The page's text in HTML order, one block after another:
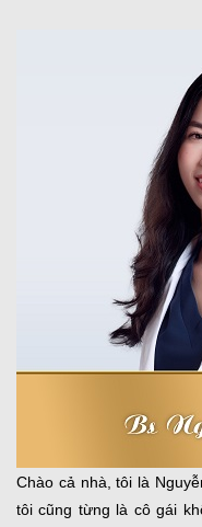
Chào cả nhà, tôi là
tôi cũng từng là cô gái